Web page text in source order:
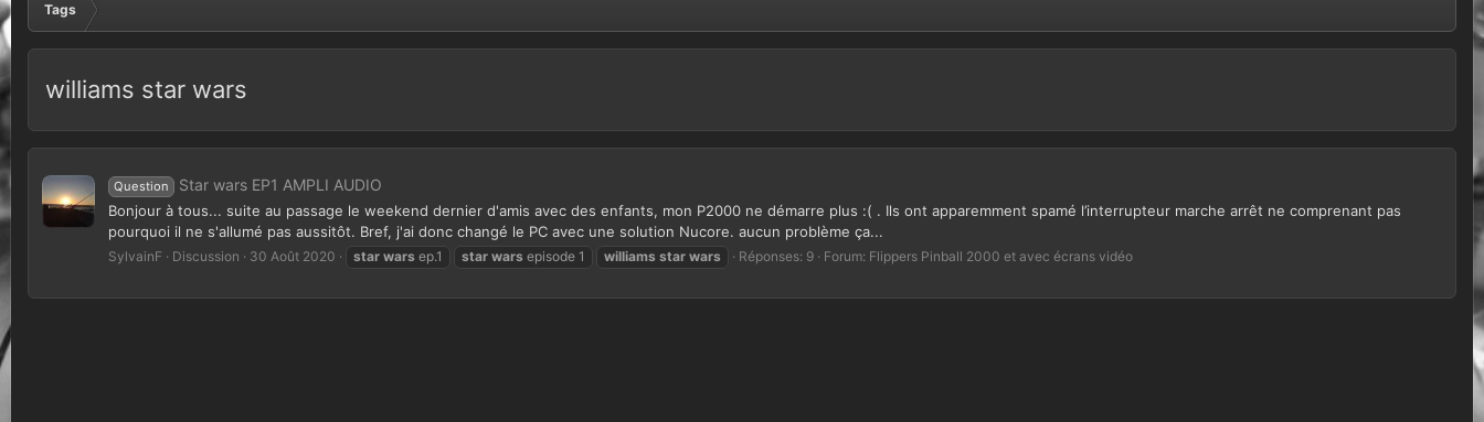
Tags
williams star wars
Question Star wars EP1 AMPLI AUDIO
Bonjour à tous... suite au passage le weekend dernier d'amis avec des enfants, mon P2000 ne démarre plus :( . Ils ont apparemment spamé l’interrupteur marche arrêt ne comprenant pas
pourquoi il ne s'allumé pas aussitôt. Bref, j'ai donc changé le PC avec une solution Nucore. aucun problème ça...
SylvainF Discussion 30 Août 2020 star wars ep.1 star wars episode 1 williams star wars Réponses: 9 Forum: Flippers Pinball 2000 et avec écrans vidéo